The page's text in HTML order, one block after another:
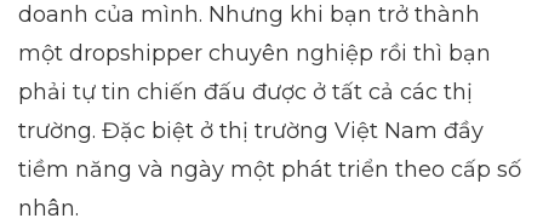
doanh của mình. Nhưng khi bạn trở thành
một dropshipper chuyên nghiệp rồi thì bạn
phải tự tin chiến đấu được ở tất cả các thị
trường. Đặc biệt ở thị trường Việt Nam đầy
tiềm năng và ngày một phát triển theo cấp số
nhân.